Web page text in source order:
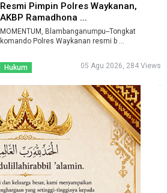
Resmi Pimpin Polres Waykanan,
AKBP Ramadhona ...
MOMENTUM, Blambanganumpu--Tongkat
komando Polres Waykanan resmi b ...
Hukum 05 Agu 2026, 284 Views